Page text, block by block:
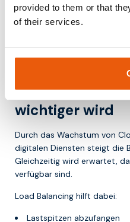
provided to them or that
of their services.
Konfiguration
oder Leistungsproblemen
unerlässlich.
Warum Load
wichtiger wird
Durch das Wachstum von
digitalen Diensten steigt die
Gleichzeitig wird erwartet,
verfügbar sind.
Load Balancing hilft dabei:
Lastspitzen abzufangen